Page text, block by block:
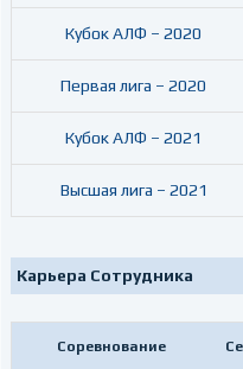
Кубок АЛФ – 2020
Первая лига – 2020
Кубок АЛФ – 2021
Высшая лига – 2021
Карьера Сотрудника
Соревнование